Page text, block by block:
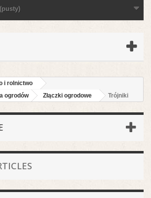
(pusty)
i rolnictwo
ogrodów
Złączki ogrodowe Trójniki